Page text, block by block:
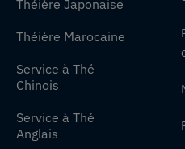
Théière Japonaise
Théière Marocaine
Service à Thé
Chinois
Service à Thé
Anglais